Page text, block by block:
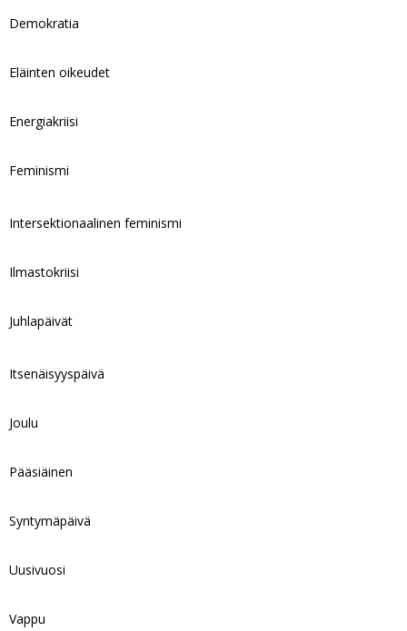
Demokratia
Eläinten oikeudet
Energiakriisi
Feminismi
Intersektionaalinen feminismi
Ilmastokriisi
Juhlapäivät
Itsenäisyyspäivä
Joulu
Pääsiäinen
Syntymäpäivä
Uusivuosi
Vappu